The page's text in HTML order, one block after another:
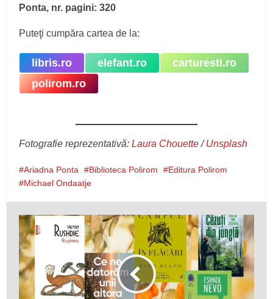
Ponta, nr. pagini: 320
Puteţi cumpăra cartea de la:
libris.ro elefant.ro
carturesti.ro
polirom.ro
Fotografie reprezentativă:Laura Chouette/Unsplash
Ariadna Ponta Biblioteca Polirom
Editura Polirom
Michael Ondaatje